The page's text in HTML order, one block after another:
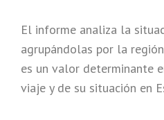
El informe analiza la
agrupándolas por la
es un valor determinante
viaje y de su situación en